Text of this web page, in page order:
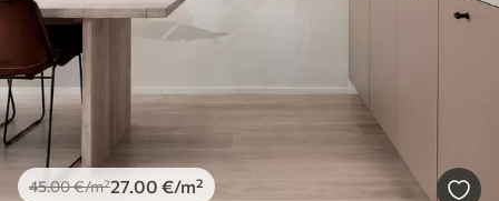
45.00€/m²27.00 €/m²